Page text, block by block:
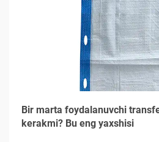
Bir marta foydalanuvchi
kerakmi? Bu eng yaxshisi